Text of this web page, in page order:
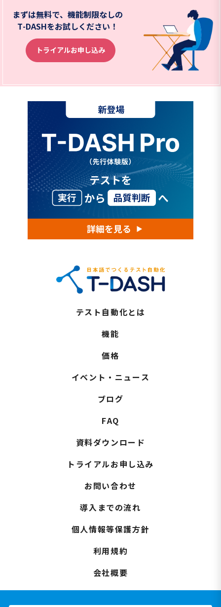
まずは無料で、機能制限なしの
T-DASHをお試しください！
トライアルお申し込み
テスト自動化とは
機能
価格
イベント・ニュース
ブログ
FAQ
資料ダウンロード
トライアルお申し込み
お問い合わせ
導入までの流れ
個人情報等保護方針
利用規約
会社概要